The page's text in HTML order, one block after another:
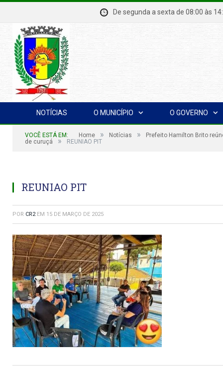
De segunda a sexta de 08:00
NOTÍCIAS O MUNICÍPIO O GOVERNO
VOCÊ ESTÁ EM: Home » Notícias »
Prefeito Hamilton Brito
de curuçá
» REUNIAO PIT
REUNIAO PIT
POR CR2 EM 15 DE MARÇO DE 2025